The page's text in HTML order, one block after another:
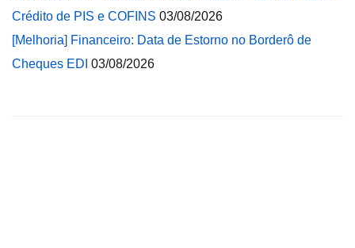
Crédito de PIS e COFINS 03/08/2026
[Melhoria] Financeiro: Data de Estorno no Borderô de
Cheques EDI 03/08/2026